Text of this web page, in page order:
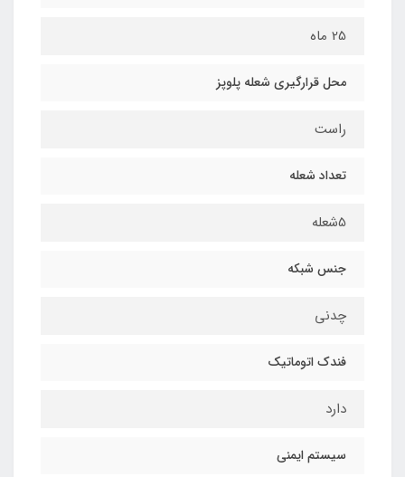
25 ماه
محل قرارگیری شعله پلوپز
راست
تعداد شعله
5شعله
جنس شبکه
چدنی
فندک اتوماتیک
دارد
سیستم ایمنی